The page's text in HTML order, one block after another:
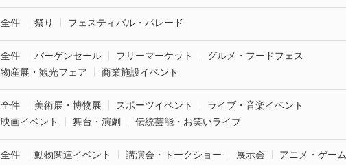
全件 祭り フェスティバル・パレード
全件 バーゲンセール フリーマーケット
グルメ・フードフェス
物産展・観光フェア
商業施設イベント
全件 美術展・博物展 スポーツイベント
ライブ・音楽イベント
映画イベント
舞台・演劇 伝統芸能・お笑いライブ
全件 動物関連イベント 講演会・トークショー 展示会 アニメ・ゲーム